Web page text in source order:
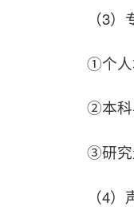
（3
①个人
②本科
③研究
（4